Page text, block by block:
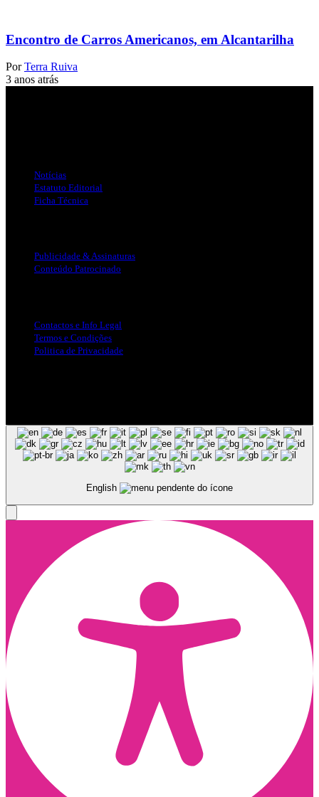
Encontro de Carros Americanos, em Alcantarilha
Por Terra Ruiva
3 anos atrás
Notícias
Estatuto Editorial
Ficha Técnica
Publicidade & Assinaturas
Conteúdo Patrocinado
Contactos e Info Legal
Termos e Condições
Politica de Privacidade
English